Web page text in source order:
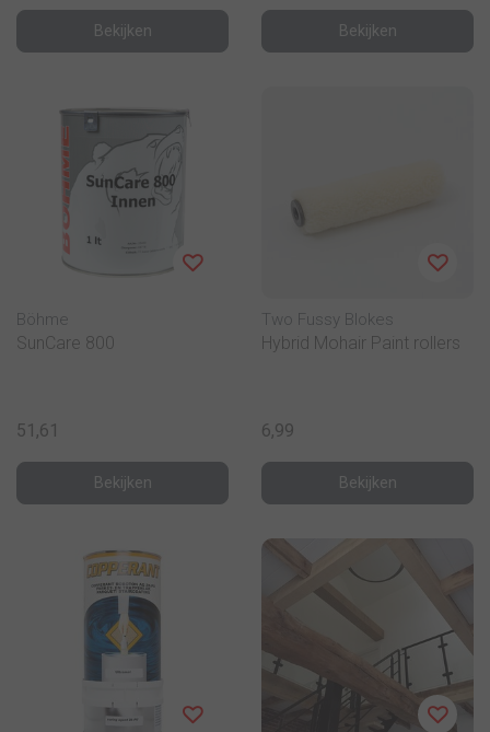
Bekijken Bekijken
Böhme
SunCare 800
51,61
Bekijken
Two Fussy Blokes
Hybrid Mohair Paint rollers
6,99
Bekijken